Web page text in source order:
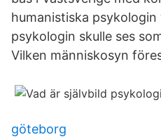
humanistiska
psykologin skulle ses
Vilken människosyn
göteborg